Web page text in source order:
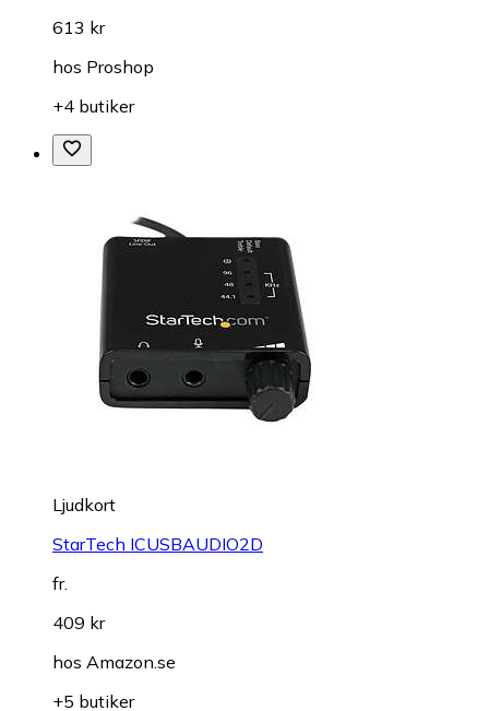
613 kr
hos Proshop
+4 butiker
Ljudkort
StarTech ICUSBAUDIO2D
fr.
409 kr
hos Amazon.se
+5 butiker